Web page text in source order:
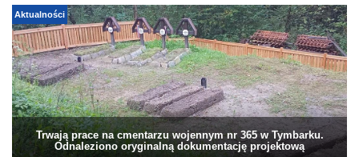
Aktualności
Trwają prace na cmentarzu wojennym nr 365 w Tymbarku.
Odnaleziono oryginalną dokumentację projektową